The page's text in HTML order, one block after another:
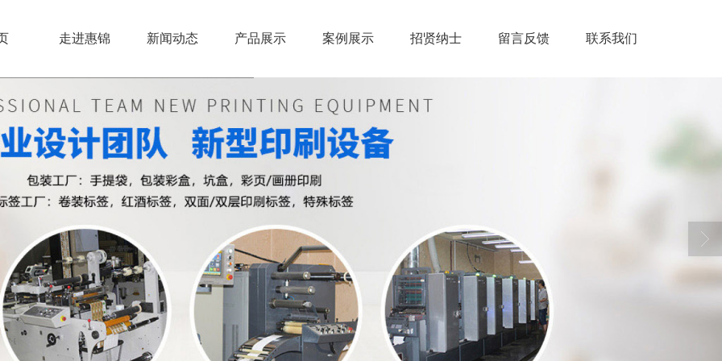
走进惠锦 新闻动态 产品展示 案例展示 招贤纳士 留言反馈 联系我们